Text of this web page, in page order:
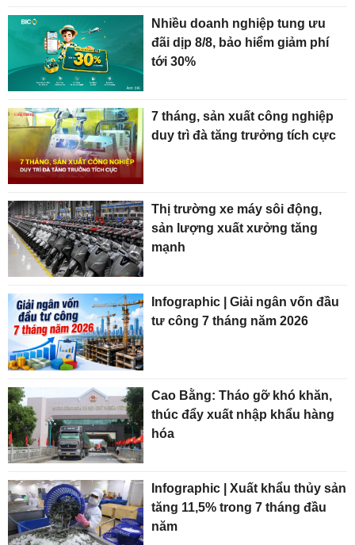
Nhiều doanh nghiệp tung ưu
đãi dịp 8/8, bảo hiểm giảm phí
tới 30%
7 tháng, sản xuất công nghiệp
duy trì đà tăng trưởng tích cực
Thị trường xe máy sôi động,
sản lượng xuất xưởng tăng
mạnh
Infographic | Giải ngân vốn đầu
tư công 7 tháng năm 2026
Cao Bằng: Tháo gỡ khó khăn,
thúc đẩy xuất nhập khẩu hàng
hóa
Infographic | Xuất khẩu thủy sản
tăng 11,5% trong 7 tháng đầu
năm